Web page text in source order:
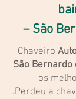
– São
Chaveiro
São Bernardo
os
.Perdeu a